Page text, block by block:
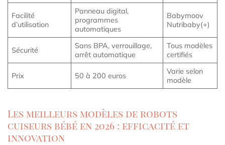
Facilité
d’utilisation
Panneau digital,
programmes
automatiques
Babymoov
Nutribaby(+)
Sécurité
Sans BPA, verrouillage,
arrêt automatique
Tous modèles
certifiés
Prix 50 à 200 euros
Varie selon
modèle
Les meilleurs modèles de robots
cuiseurs bébé en 2026 : efficacité et
innovation